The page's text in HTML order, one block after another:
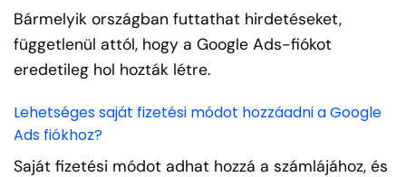
Bármelyik országban futtathat hirdetéseket,
függetlenül attól, hogy a Google Ads-fiókot
eredetileg hol hozták létre.
Lehetséges saját fizetési módot hozzáadni a Google
Ads fiókhoz?
Saját fizetési módot adhat hozzá a számlájához, és